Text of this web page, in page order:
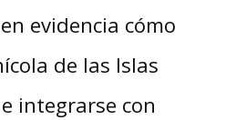
evidencia cómo
de las Islas
integrarse con